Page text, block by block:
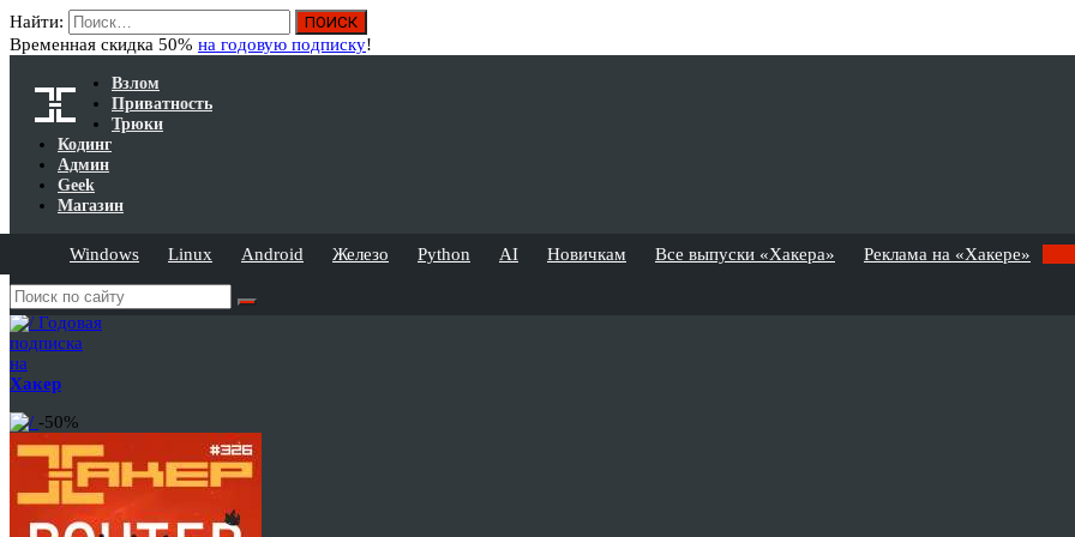
Найти:
Временная скидка 50% на годовую подписку!
Взлом
Приватность
Трюки
Кодинг
Админ
Geek
Магазин
Windows Linux Android Железо Python AI Новичкам Все выпуски «Хакера» Реклама на «Хакере»
Годовая
подписка
на
Хакер
-50%